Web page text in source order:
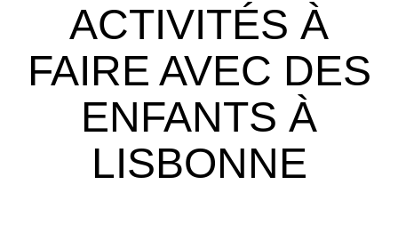
ACTIVITÉS À
FAIRE AVEC DES
ENFANTS À
LISBONNE